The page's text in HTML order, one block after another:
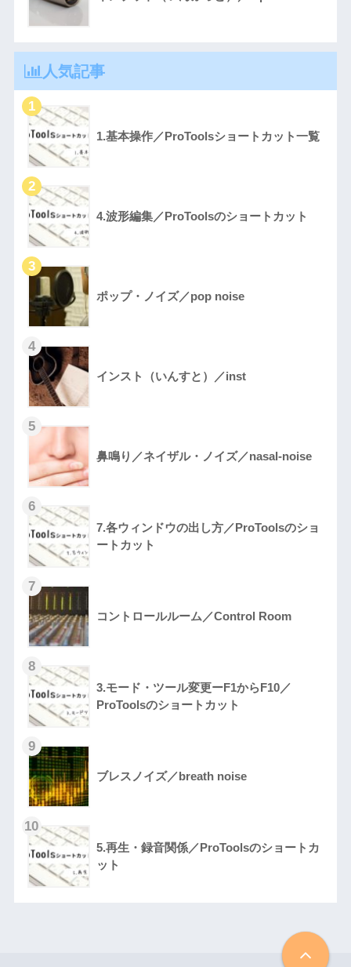
人気記事
1.基本操作／ProToolsショートカット一覧
4.波形編集／ProToolsのショートカット
ポップ・ノイズ／pop noise
インスト（いんすと）／inst
鼻鳴り／ネイザル・ノイズ／nasal-noise
7.各ウィンドウの出し方／ProToolsのショ
ートカット
コントロールルーム／Control Room
3.モード・ツール変更ーF1からF10／
ProToolsのショートカット
ブレスノイズ／breath noise
5.再生・録音関係／ProToolsのショートカ
ット